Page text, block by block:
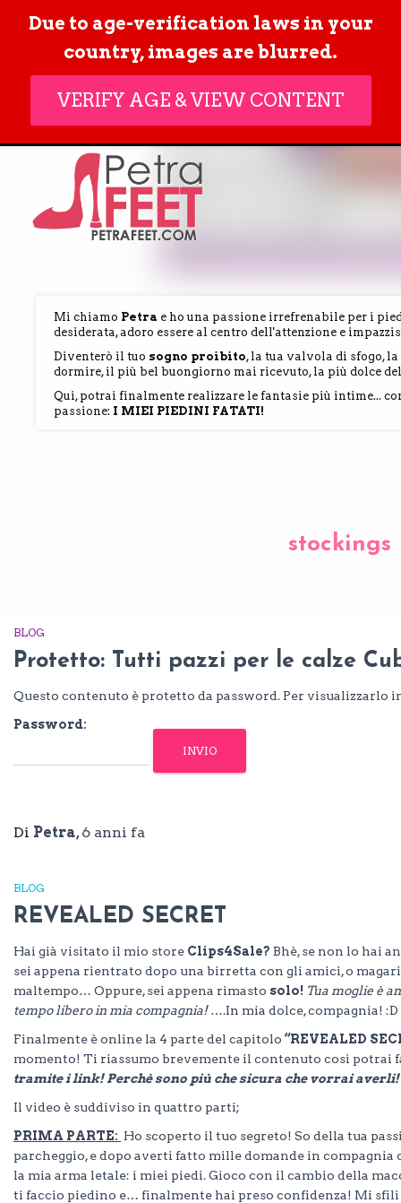
Mi chiamo Petra e ho una passione irrefrenabile per i
desiderata, adoro essere al centro dell'attenzione e
Diventerò il tuo sogno proibito, la tua valvola di sfogo,
dormire, il più bel buongiorno mai ricevuto, la più dolce
Qui, potrai finalmente realizzare le fantasie più intime...
passione: I MIEI PIEDINI FATATI!
stockings
BLOG
Protetto: Tutti pazzi per le calze
Questo contenuto è protetto da password. Per visualizzarlo
Password:
Di Petra,6 anni fa
BLOG
REVEALED SECRET
Hai già visitato il mio store Clips4Sale? Bhè, se non lo hai
sei appena rientrato dopo una birretta con gli amici, o magari
maltempo… Oppure, sei appena rimasto solo! Tua moglie è
tempo libero in mia compagnia!….In mia dolce, compagnia! :D
Finalmente è online la 4 parte del capitolo “REVEALED
momento! Ti riassumo brevemente il contenuto così potrai
tramite i link! Perchè sono più che sicura che vorrai averli!
Il video è suddiviso in quattro parti;
PRIMA PARTE: Ho scoperto il tuo segreto! So della tua
parcheggio, e dopo averti fatto mille domande in
la mia arma letale: i miei piedi. Gioco con il cambio della
ti faccio piedino e… finalmente hai preso confidenza! Mi sfili
Due to age-verification laws in your
country, images are blurred.
VERIFY AGE & VIEW CONTENT